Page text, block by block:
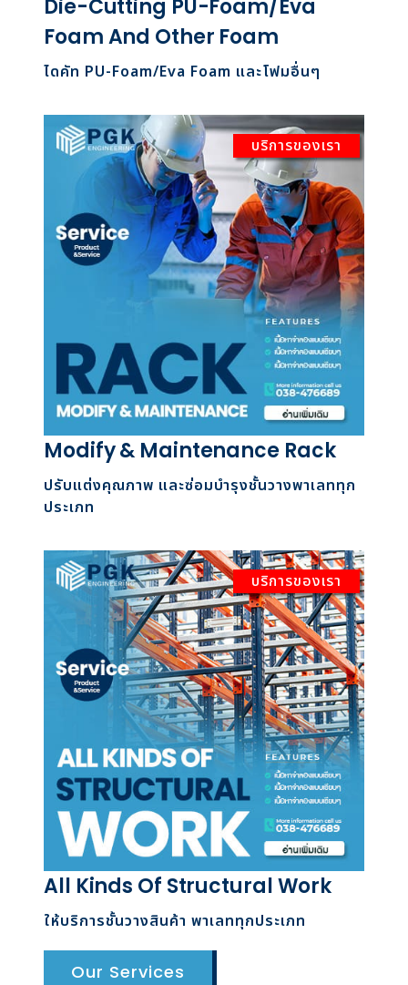
Die-Cutting PU-Foam/Eva
Foam And Other Foam
ไดคัท PU-Foam/Eva Foam และโฟมอื่นๆ
บริการของเรา
Modify & Maintenance Rack
ปรับแต่งคุณภาพ และซ่อมบำรุงชั้นวางพาเลททุก
ประเภท
บริการของเรา
All Kinds Of Structural Work
ให้บริการชั้นวางสินค้า พาเลททุกประเภท
Our Services